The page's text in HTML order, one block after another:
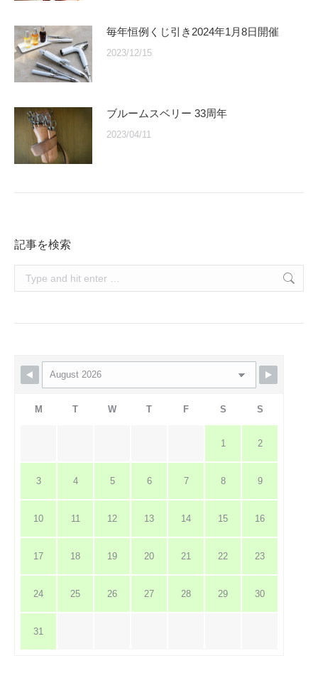
毎年恒例くじ引き2024年1月8日開催
2023/12/15
ブルームスベリー 33周年
2023/04/11
記事を検索
Search:
M T W T F S S
1 2
3 4 5 6 7 8 9
10 11 12 13 14 15 16
17 18 19 20 21 22 23
24 25 26 27 28 29 30
31